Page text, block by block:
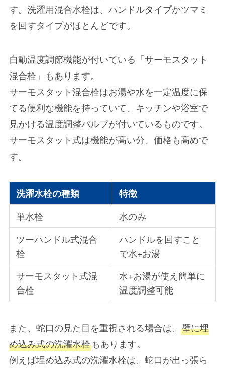
す。洗濯用混合水栓は、ハンドルタイプかツマミ
を回すタイプがほとんどです。
自動温度調節機能が付いている「サーモスタット
混合栓」もあります。
サーモスタット混合栓はお湯や水を一定温度に保
てる便利な機能を持っていて、キッチンや浴室で
見かける温度調整バルブが付いているものです。
サーモスタット式は機能が高い分、価格も高めで
す。
洗濯水栓の種類
特徴
単水栓
水のみ
ツーハンドル式混合
栓
ハンドルを回すこと
で水+お湯
サーモスタット式混
合栓
水+お湯が使え簡単に
温度調整可能
また、蛇口の見た目を重視される場合は、 壁に埋
め込み式の洗濯水栓もあります。
例えば埋め込み式の洗濯水栓は、蛇口が出っ張ら